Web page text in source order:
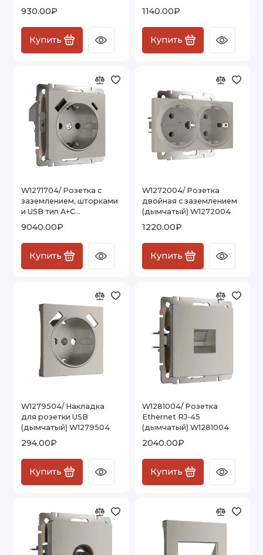
930.00₽
Купить
W1271204
1140.00₽
Купить
W1271704/ Розетка с
заземлением, шторками
и USB тип A+C
9040.00₽
Купить
W1272004/ Розетка
двойная с заземлением
(дымчатый) W1272004
1220.00₽
Купить
W1279504/ Накладка
для розетки USB
(дымчатый) W1279504
294.00₽
Купить
W1281004/ Розетка
Ethernet RJ-45
(дымчатый) W1281004
2040.00₽
Купить